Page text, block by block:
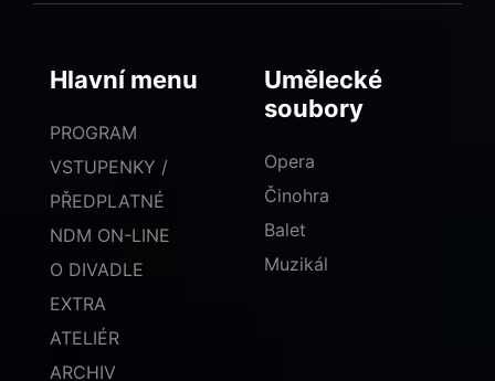
Hlavní menu
PROGRAM
VSTUPENKY /
PŘEDPLATNÉ
NDM ON-LINE
O DIVADLE
EXTRA
ATELIÉR
ARCHIV
Umělecké
soubory
Opera
Činohra
Balet
Muzikál